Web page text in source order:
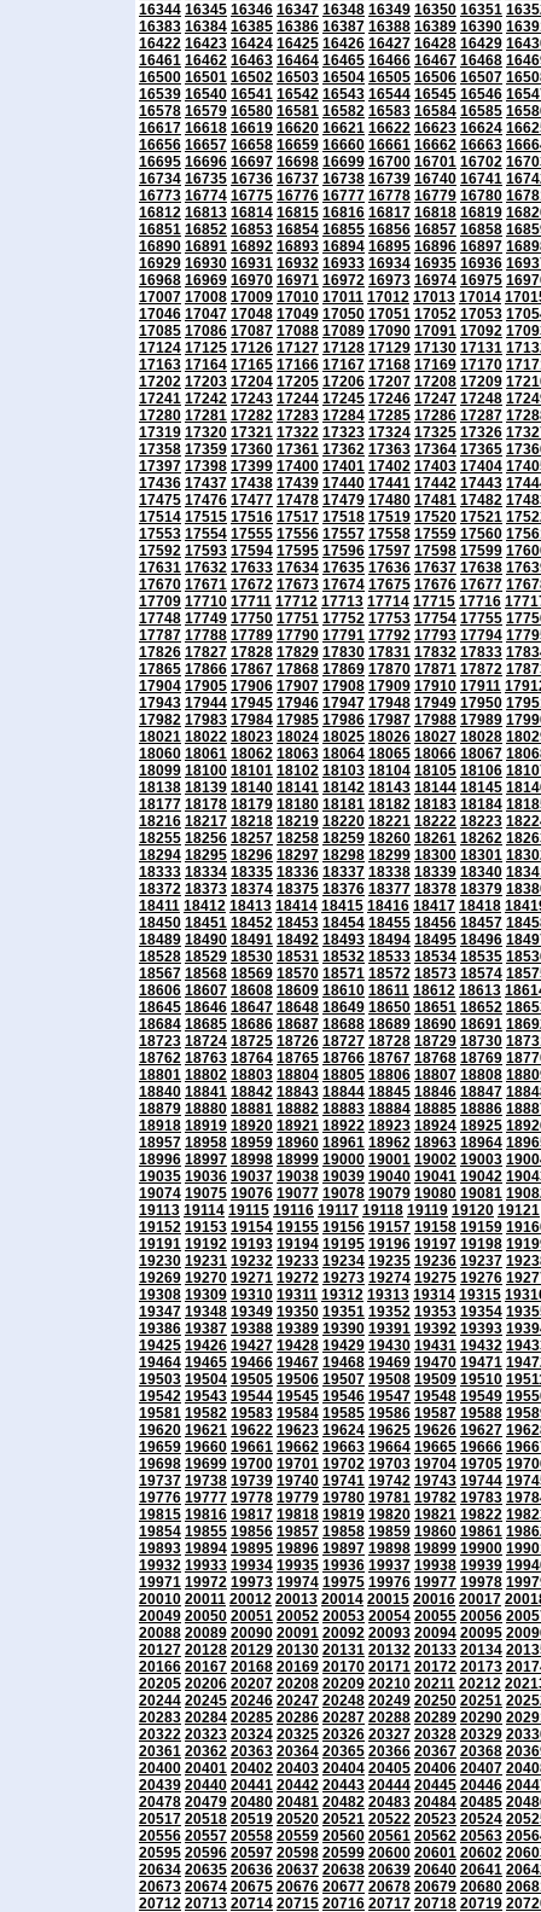
16344 16345 16346 16347 16348 16349 16350 16351
16383 16384 16385 16386 16387 16388 16389 16390
16422 16423 16424 16425 16426 16427 16428 16429
16461 16462 16463 16464 16465 16466 16467 16468
16500 16501 16502 16503 16504 16505 16506 16507
16539 16540 16541 16542 16543 16544 16545 16546
16578 16579 16580 16581 16582 16583 16584 16585
16617 16618 16619 16620 16621 16622 16623 16624
16656 16657 16658 16659 16660 16661 16662 16663
16695 16696 16697 16698 16699 16700 16701 16702
16734 16735 16736 16737 16738 16739 16740 16741
16773 16774 16775 16776 16777 16778 16779 16780
16812 16813 16814 16815 16816 16817 16818 16819
16851 16852 16853 16854 16855 16856 16857 16858
16890 16891 16892 16893 16894 16895 16896 16897
16929 16930 16931 16932 16933 16934 16935 16936
16968 16969 16970 16971 16972 16973 16974 16975
17007 17008 17009 17010 17011 17012 17013 17014
17046 17047 17048 17049 17050 17051 17052 17053
17085 17086 17087 17088 17089 17090 17091 17092
17124 17125 17126 17127 17128 17129 17130 17131
17163 17164 17165 17166 17167 17168 17169 17170
17202 17203 17204 17205 17206 17207 17208 17209
17241 17242 17243 17244 17245 17246 17247 17248
17280 17281 17282 17283 17284 17285 17286 17287
17319 17320 17321 17322 17323 17324 17325 17326
17358 17359 17360 17361 17362 17363 17364 17365
17397 17398 17399 17400 17401 17402 17403 17404
17436 17437 17438 17439 17440 17441 17442 17443
17475 17476 17477 17478 17479 17480 17481 17482
17514 17515 17516 17517 17518 17519 17520 17521
17553 17554 17555 17556 17557 17558 17559 17560
17592 17593 17594 17595 17596 17597 17598 17599
17631 17632 17633 17634 17635 17636 17637 17638
17670 17671 17672 17673 17674 17675 17676 17677
17709 17710 17711 17712 17713 17714 17715 17716
17748 17749 17750 17751 17752 17753 17754 17755
17787 17788 17789 17790 17791 17792 17793 17794
17826 17827 17828 17829 17830 17831 17832 17833
17865 17866 17867 17868 17869 17870 17871 17872
17904 17905 17906 17907 17908 17909 17910 17911
17943 17944 17945 17946 17947 17948 17949 17950
17982 17983 17984 17985 17986 17987 17988 17989
18021 18022 18023 18024 18025 18026 18027 18028
18060 18061 18062 18063 18064 18065 18066 18067
18099 18100 18101 18102 18103 18104 18105 18106
18138 18139 18140 18141 18142 18143 18144 18145
18177 18178 18179 18180 18181 18182 18183 18184
18216 18217 18218 18219 18220 18221 18222 18223
18255 18256 18257 18258 18259 18260 18261 18262
18294 18295 18296 18297 18298 18299 18300 18301
18333 18334 18335 18336 18337 18338 18339 18340
18372 18373 18374 18375 18376 18377 18378 18379
18411 18412 18413 18414 18415 18416 18417 18418
18450 18451 18452 18453 18454 18455 18456 18457
18489 18490 18491 18492 18493 18494 18495 18496
18528 18529 18530 18531 18532 18533 18534 18535
18567 18568 18569 18570 18571 18572 18573 18574
18606 18607 18608 18609 18610 18611 18612 18613
18645 18646 18647 18648 18649 18650 18651 18652
18684 18685 18686 18687 18688 18689 18690 18691
18723 18724 18725 18726 18727 18728 18729 18730
18762 18763 18764 18765 18766 18767 18768 18769
18801 18802 18803 18804 18805 18806 18807 18808
18840 18841 18842 18843 18844 18845 18846 18847
18879 18880 18881 18882 18883 18884 18885 18886
18918 18919 18920 18921 18922 18923 18924 18925
18957 18958 18959 18960 18961 18962 18963 18964
18996 18997 18998 18999 19000 19001 19002 19003
19035 19036 19037 19038 19039 19040 19041 19042
19074 19075 19076 19077 19078 19079 19080 19081
19113 19114 19115 19116 19117 19118 19119 19120 19121
19152 19153 19154 19155 19156 19157 19158 19159
19191 19192 19193 19194 19195 19196 19197 19198
19230 19231 19232 19233 19234 19235 19236 19237
19269 19270 19271 19272 19273 19274 19275 19276
19308 19309 19310 19311 19312 19313 19314 19315
19347 19348 19349 19350 19351 19352 19353 19354
19386 19387 19388 19389 19390 19391 19392 19393
19425 19426 19427 19428 19429 19430 19431 19432
19464 19465 19466 19467 19468 19469 19470 19471
19503 19504 19505 19506 19507 19508 19509 19510
19542 19543 19544 19545 19546 19547 19548 19549
19581 19582 19583 19584 19585 19586 19587 19588
19620 19621 19622 19623 19624 19625 19626 19627
19659 19660 19661 19662 19663 19664 19665 19666
19698 19699 19700 19701 19702 19703 19704 19705
19737 19738 19739 19740 19741 19742 19743 19744
19776 19777 19778 19779 19780 19781 19782 19783
19815 19816 19817 19818 19819 19820 19821 19822
19854 19855 19856 19857 19858 19859 19860 19861
19893 19894 19895 19896 19897 19898 19899 19900
19932 19933 19934 19935 19936 19937 19938 19939
19971 19972 19973 19974 19975 19976 19977 19978
20010 20011 20012 20013 20014 20015 20016 20017
20049 20050 20051 20052 20053 20054 20055 20056
20088 20089 20090 20091 20092 20093 20094 20095
20127 20128 20129 20130 20131 20132 20133 20134
20166 20167 20168 20169 20170 20171 20172 20173
20205 20206 20207 20208 20209 20210 20211 20212
20244 20245 20246 20247 20248 20249 20250 20251
20283 20284 20285 20286 20287 20288 20289 20290
20322 20323 20324 20325 20326 20327 20328 20329
20361 20362 20363 20364 20365 20366 20367 20368
20400 20401 20402 20403 20404 20405 20406 20407
20439 20440 20441 20442 20443 20444 20445 20446
20478 20479 20480 20481 20482 20483 20484 20485
20517 20518 20519 20520 20521 20522 20523 20524
20556 20557 20558 20559 20560 20561 20562 20563
20595 20596 20597 20598 20599 20600 20601 20602
20634 20635 20636 20637 20638 20639 20640 20641
20673 20674 20675 20676 20677 20678 20679 20680
20712 20713 20714 20715 20716 20717 20718 20719